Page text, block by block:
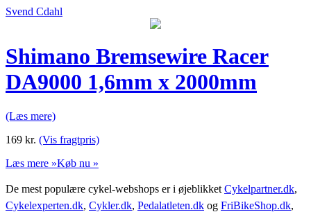
Svend Cdahl
Shimano Bremsewire Racer
DA9000 1,6mm x 2000mm
(Læs mere)
169 kr. (Vis fragtpris)
Læs mere »Køb nu »
De mest populære cykel-webshops er i øjeblikket Cykelpartner.dk,
Cykelexperten.dk, Cykler.dk, Pedalatleten.dk og FriBikeShop.dk,